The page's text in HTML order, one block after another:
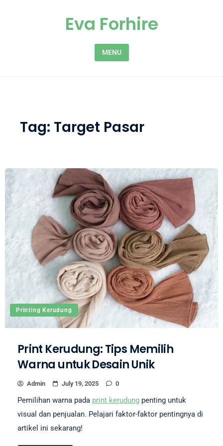
Eva Forhire
MENU
Tag: Target Pasar
Printing Kerudung
Print Kerudung: Tips Memilih
Warna untuk Desain Unik
Admin July 19, 2025 0
Pemilihan warna pada print kerudung penting untuk
visual dan penjualan. Pelajari faktor-faktor pentingnya di
artikel ini sekarang!